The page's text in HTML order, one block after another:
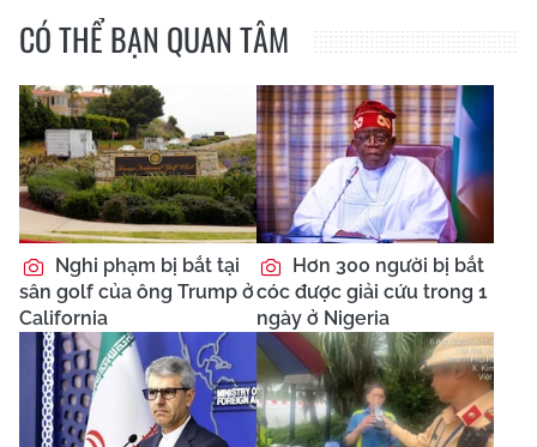
CÓ THỂ BẠN QUAN TÂM
Nghi phạm bị bắt tại
sân golf của ông Trump ở
California
Hơn 300 người bị bắt
cóc được giải cứu trong 1
ngày ở Nigeria